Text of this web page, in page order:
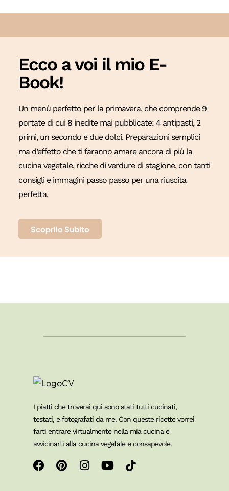
Ecco a voi il mio E-
Book!
Un menù perfetto per la primavera, che comprende 9
portate di cui 8 inedite mai pubblicate: 4 antipasti, 2
primi, un secondo e due dolci. Preparazioni semplici
ma d’effetto che ti faranno amare ancora di più la
cucina vegetale, ricche di verdure di stagione, con tanti
consigli e immagini passo passo per una riuscita
perfetta.
Scoprilo Subito
I piatti che troverai qui sono stati tutti cucinati,
testati, e fotografati da me. Con queste ricette vorrei
farti entrare virtualmente nella mia cucina e
avvicinarti alla cucina vegetale e consapevole.